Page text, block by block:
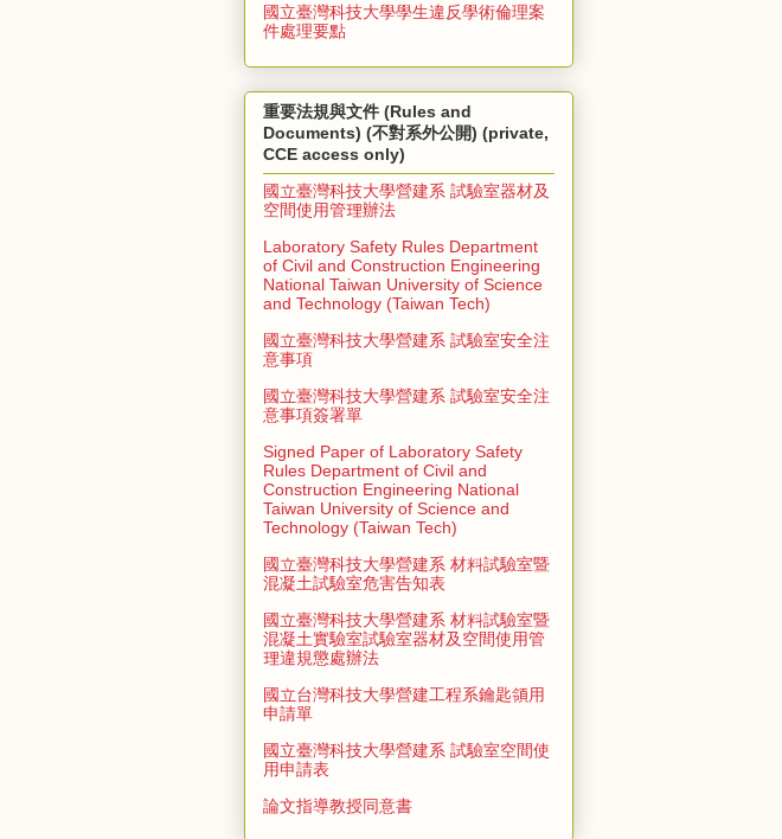
國立臺灣科技大學學生違反學術倫理案
件處理要點
重要法規與文件 (Rules and
Documents) (不對系外公開) (private,
CCE access only)
國立臺灣科技大學營建系 試驗室器材及
空間使用管理辦法
Laboratory Safety Rules Department
of Civil and Construction Engineering
National Taiwan University of Science
and Technology (Taiwan Tech)
國立臺灣科技大學營建系 試驗室安全注
意事項
國立臺灣科技大學營建系 試驗室安全注
意事項簽署單
Signed Paper of Laboratory Safety
Rules Department of Civil and
Construction Engineering National
Taiwan University of Science and
Technology (Taiwan Tech)
國立臺灣科技大學營建系 材料試驗室暨
混凝土試驗室危害告知表
國立臺灣科技大學營建系 材料試驗室暨
混凝土實驗室試驗室器材及空間使用管
理違規懲處辦法
國立台灣科技大學營建工程系鑰匙領用
申請單
國立臺灣科技大學營建系 試驗室空間使
用申請表
論文指導教授同意書